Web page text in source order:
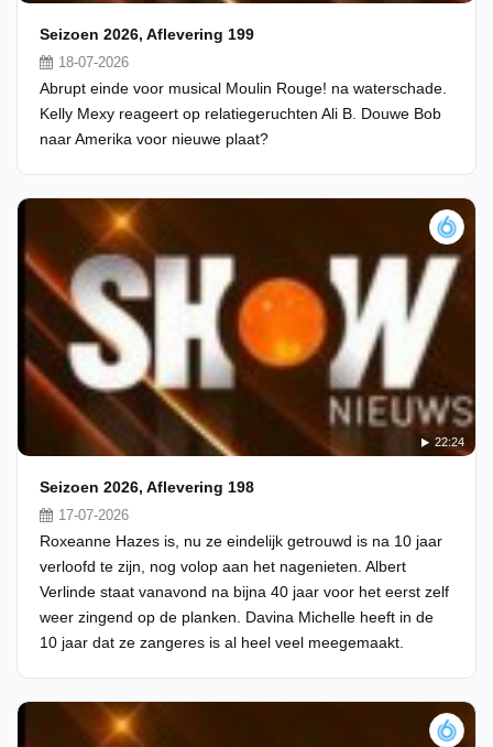
Seizoen 2026, Aflevering 199
18-07-2026
Abrupt einde voor musical Moulin Rouge! na waterschade.
Kelly Mexy reageert op relatiegeruchten Ali B. Douwe Bob
naar Amerika voor nieuwe plaat?
22:24
Seizoen 2026, Aflevering 198
17-07-2026
Roxeanne Hazes is, nu ze eindelijk getrouwd is na 10 jaar
verloofd te zijn, nog volop aan het nagenieten. Albert
Verlinde staat vanavond na bijna 40 jaar voor het eerst zelf
weer zingend op de planken. Davina Michelle heeft in de
10 jaar dat ze zangeres is al heel veel meegemaakt.